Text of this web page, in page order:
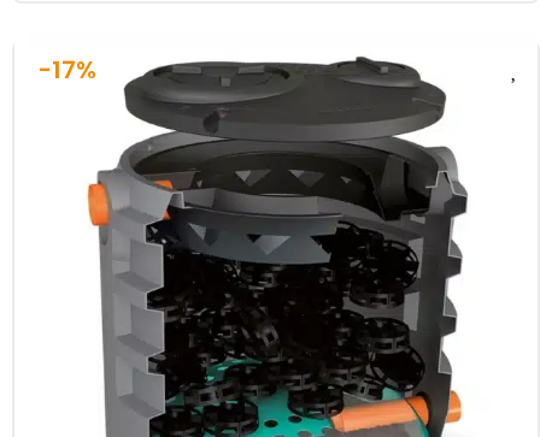
-17%